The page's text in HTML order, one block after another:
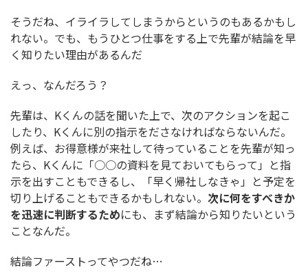
そうだね、イライラしてしまうからというのもあるかもし
れない。でも、もうひとつ仕事をする上で先輩が結論を早
く知りたい理由があるんだ
えっ、なんだろう？
先輩は、Kくんの話を聞いた上で、次のアクションを起こ
したり、Kくんに別の指示をださなければならないんだ。
例えば、お得意様が来社して待っていることを先輩が知っ
たら、Kくんに「○○の資料を見ておいてもらって」と指
示を出すこともできるし、「早く帰社しなきゃ」と予定を
切り上げることもできるかもしれない。 次に何をすべきか
を迅速に判断するためにも、まず結論から知りたいという
ことなんだ。
結論ファーストってやつだね…